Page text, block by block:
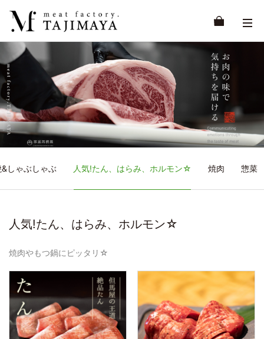
しゃぶしゃぶ 人気!たん、はらみ、ホルモン☆ 焼肉 惣菜
人気!たん、はらみ、ホルモン☆
焼肉やもつ鍋にピッタリ☆